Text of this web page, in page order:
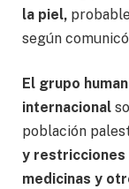
la piel,
según
El grupo
internacional
población
y restricciones
medicinas y